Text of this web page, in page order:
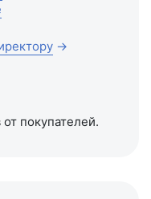
→
покупателей.